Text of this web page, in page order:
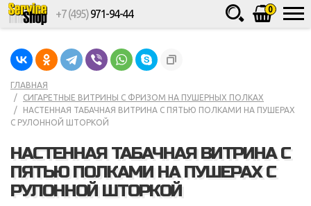
0
+7 (495)971-94-44
ГЛАВНАЯ
СИГАРЕТНЫЕ ВИТРИНЫ С ФРИЗОМ НА ПУШЕРНЫХ ПОЛКАХ
НАСТЕННАЯ ТАБАЧНАЯ ВИТРИНА С ПЯТЬЮ ПОЛКАМИ НА ПУШЕРАХ
С РУЛОННОЙ ШТОРКОЙ
НАСТЕННАЯ ТАБАЧНАЯ ВИТРИНА С
ПЯТЬЮ ПОЛКАМИ НА ПУШЕРАХ С
РУЛОННОЙ ШТОРКОЙ